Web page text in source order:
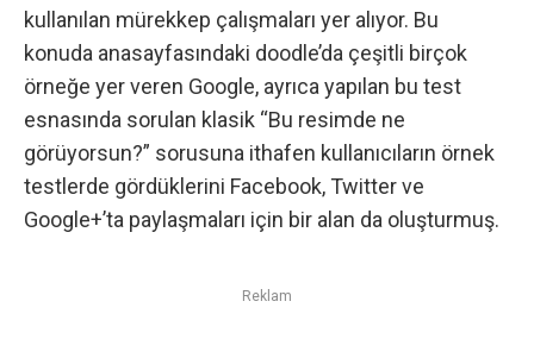
kullanılan mürekkep çalışmaları yer alıyor. Bu
konuda anasayfasındaki doodle’da çeşitli birçok
örneğe yer veren Google, ayrıca yapılan bu test
esnasında sorulan klasik “Bu resimde ne
görüyorsun?” sorusuna ithafen kullanıcıların örnek
testlerde gördüklerini Facebook, Twitter ve
Google+’ta paylaşmaları için bir alan da oluşturmuş.
Reklam